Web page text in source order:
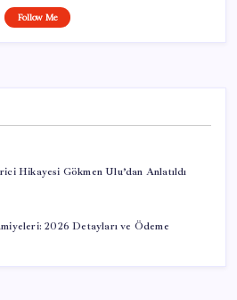
Follow Me
Hikayesi Gökmen Ulu’dan Anlatıldı
2026 Detayları ve Ödeme